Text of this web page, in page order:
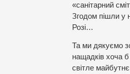
«санітарний
Згодом пішли у
Розі…
Та ми дякуємо
нащадків хоча б
світле